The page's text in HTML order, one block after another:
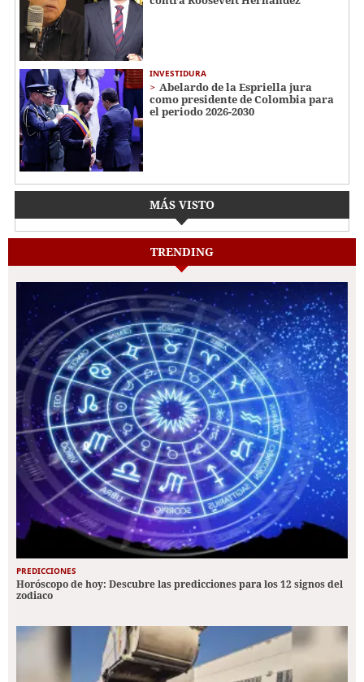
INVESTIDURA
Abelardo de la Espriella jura
como presidente de Colombia para
el periodo 2026-2030
MÁS VISTO
TRENDING
PREDICCIONES
Horóscopo de hoy: Descubre las predicciones para los 12 signos del
zodiaco